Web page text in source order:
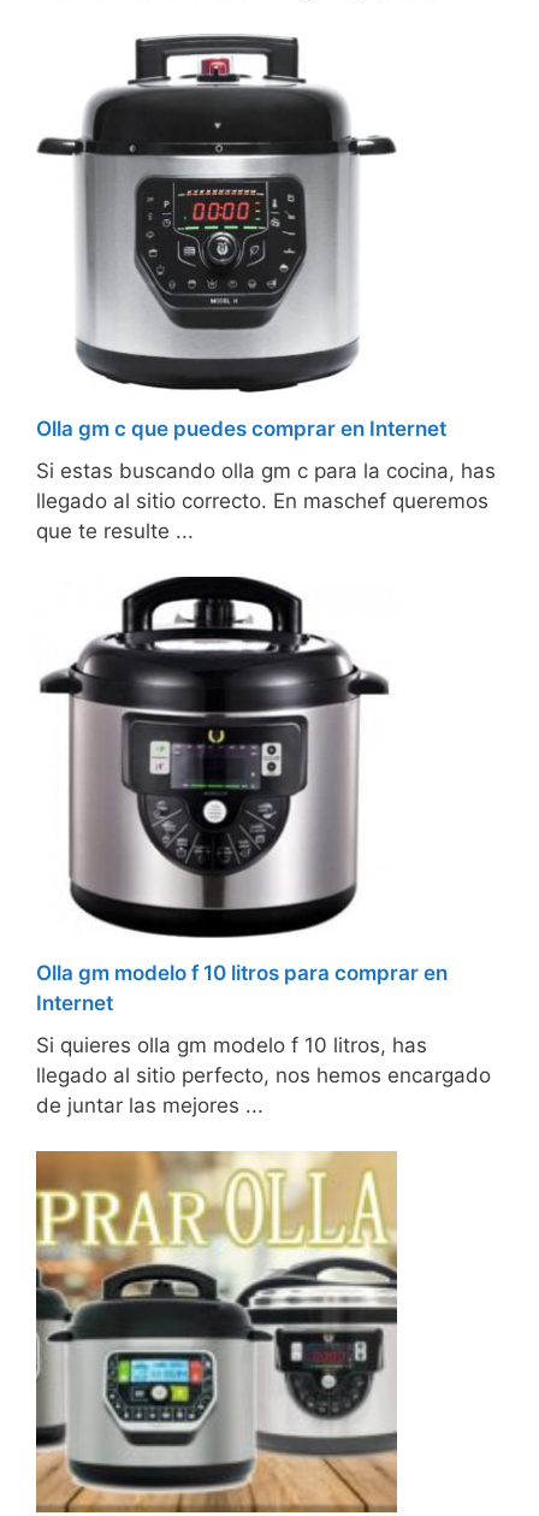
Olla gm c que puedes comprar en Internet
Si estas buscando olla gm c para la cocina, has
llegado al sitio correcto. En maschef queremos
que te resulte ...
Olla gm modelo f 10 litros para comprar en
Internet
Si quieres olla gm modelo f 10 litros, has
llegado al sitio perfecto, nos hemos encargado
de juntar las mejores ...